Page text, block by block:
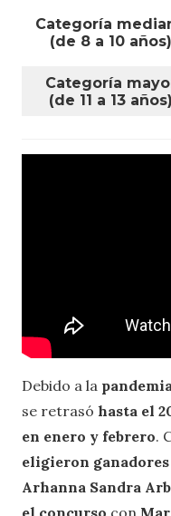
Categoría
(de 8 a 10 años)
Categoría
(de 11 a 13 años)
Debido a la
se retrasó hasta el
en enero y febrero.
eligieron
Arhanna Sandra
el concurso con